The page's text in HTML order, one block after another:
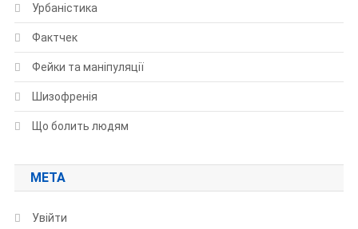
Урбаністика
Фактчек
Фейки та маніпуляції
Шизофренія
Що болить людям
МЕТА
Увійти